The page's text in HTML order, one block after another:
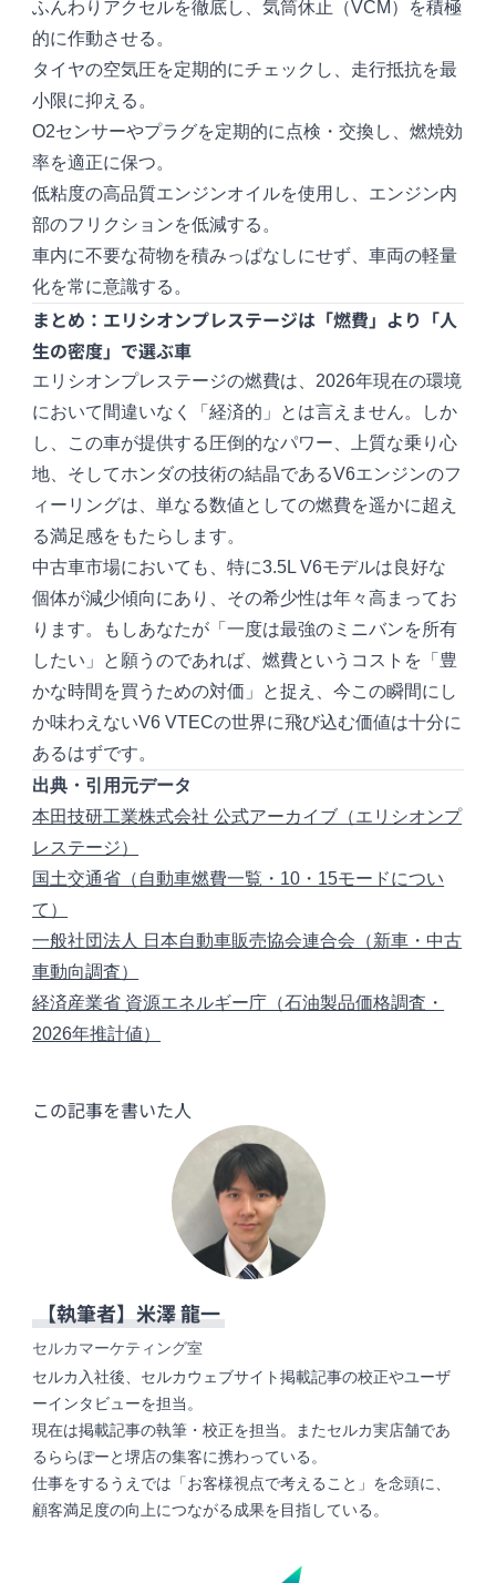
ふんわりアクセルを徹底し、気筒休止（VCM）を積極
的に作動させる。
タイヤの空気圧を定期的にチェックし、走行抵抗を最
小限に抑える。
O2センサーやプラグを定期的に点検・交換し、燃焼効
率を適正に保つ。
低粘度の高品質エンジンオイルを使用し、エンジン内
部のフリクションを低減する。
車内に不要な荷物を積みっぱなしにせず、車両の軽量
化を常に意識する。
まとめ：エリシオンプレステージは「燃費」より「人
生の密度」で選ぶ車
エリシオンプレステージの燃費は、2026年現在の環境
において間違いなく「経済的」とは言えません。しか
し、この車が提供する圧倒的なパワー、上質な乗り心
地、そしてホンダの技術の結晶であるV6エンジンのフ
ィーリングは、単なる数値としての燃費を遥かに超え
る満足感をもたらします。
中古車市場においても、特に3.5L V6モデルは良好な
個体が減少傾向にあり、その希少性は年々高まってお
ります。もしあなたが「一度は最強のミニバンを所有
したい」と願うのであれば、燃費というコストを「豊
かな時間を買うための対価」と捉え、今この瞬間にし
か味わえないV6 VTECの世界に飛び込む価値は十分に
あるはずです。
出典・引用元データ
本田技研工業株式会社 公式アーカイブ（エリシオンプ
レステージ）
国土交通省（自動車燃費一覧・10・15モードについ
て）
一般社団法人 日本自動車販売協会連合会（新車・中古
車動向調査）
経済産業省 資源エネルギー庁（石油製品価格調査・
2026年推計値）
この記事を書いた人
【執筆者】米澤 龍一
セルカマーケティング室
セルカ入社後、セルカウェブサイト掲載記事の校正やユーザ
ーインタビューを担当。
現在は掲載記事の執筆・校正を担当。またセルカ実店舗であ
るららぽーと堺店の集客に携わっている。
仕事をするうえでは「お客様視点で考えること」を念頭に、
顧客満足度の向上につながる成果を目指している。